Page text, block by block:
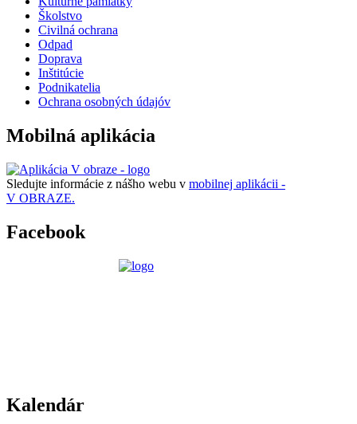
Školstvo
Civilná ochrana
Odpad
Doprava
Inštitúcie
Podnikatelia
Ochrana osobných údajóv
Mobilná aplikácia
Sledujte informácie z nášho webu v mobilnej aplikácii -
V OBRAZE.
Facebook
Kalendár